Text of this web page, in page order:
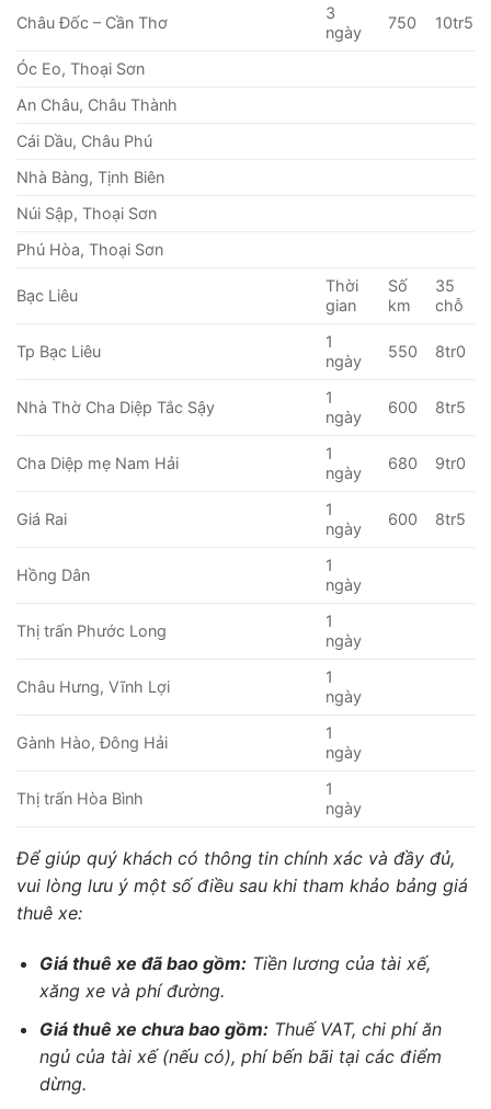
Châu Đốc – Cần Thơ
3
ngày
750 10tr5
Óc Eo, Thoại Sơn
An Châu, Châu Thành
Cái Dầu, Châu Phú
Nhà Bàng, Tịnh Biên
Núi Sập, Thoại Sơn
Phú Hòa, Thoại Sơn
Bạc Liêu
Thời
gian
Số
km
35
chỗ
Tp Bạc Liêu
1
ngày
550 8tr0
Nhà Thờ Cha Diệp Tắc Sậy
1
ngày
600 8tr5
Cha Diệp mẹ Nam Hải
1
ngày
680 9tr0
Giá Rai
1
ngày
600 8tr5
Hồng Dân
1
ngày
Thị trấn Phước Long
1
ngày
Châu Hưng, Vĩnh Lợi
1
ngày
Gành Hào, Đông Hải
1
ngày
Thị trấn Hòa Bình
1
ngày
Để giúp quý khách có thông tin chính xác và đầy đủ,
vui lòng lưu ý một số điều sau khi tham khảo bảng giá
thuê xe:
Giá thuê xe đã bao gồm:Tiền lương của tài xế,
xăng xe và phí đường.
Giá thuê xe chưa bao gồm:Thuế VAT, chi phí ăn
ngủ của tài xế (nếu có), phí bến bãi tại các điểm
dừng.